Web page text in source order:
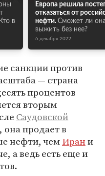
в
Европа решила
отказаться от
нефти. Сможет ли
выжить без нее?
6 декабря 2022
санкции против
— страна
процентов
вторым
Саудовской
она продает в
нефти, чемИрани
а ведь есть еще и